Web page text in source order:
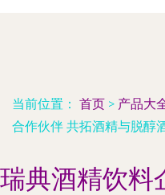
当前位置： 首页 > 产品大
合作伙伴 共拓酒精与脱醇
瑞典酒精饮料